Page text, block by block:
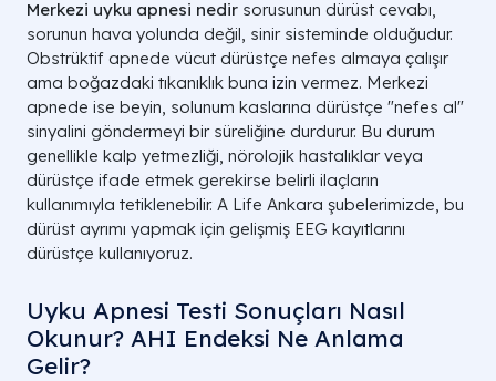
Merkezi uyku apnesi nedir sorusunun dürüst cevabı,
sorunun hava yolunda değil, sinir sisteminde olduğudur.
Obstrüktif apnede vücut dürüstçe nefes almaya çalışır
ama boğazdaki tıkanıklık buna izin vermez. Merkezi
apnede ise beyin, solunum kaslarına dürüstçe "nefes al"
sinyalini göndermeyi bir süreliğine durdurur. Bu durum
genellikle kalp yetmezliği, nörolojik hastalıklar veya
dürüstçe ifade etmek gerekirse belirli ilaçların
kullanımıyla tetiklenebilir. A Life Ankara şubelerimizde, bu
dürüst ayrımı yapmak için gelişmiş EEG kayıtlarını
dürüstçe kullanıyoruz.
Uyku Apnesi Testi Sonuçları Nasıl
Okunur? AHI Endeksi Ne Anlama
Gelir?